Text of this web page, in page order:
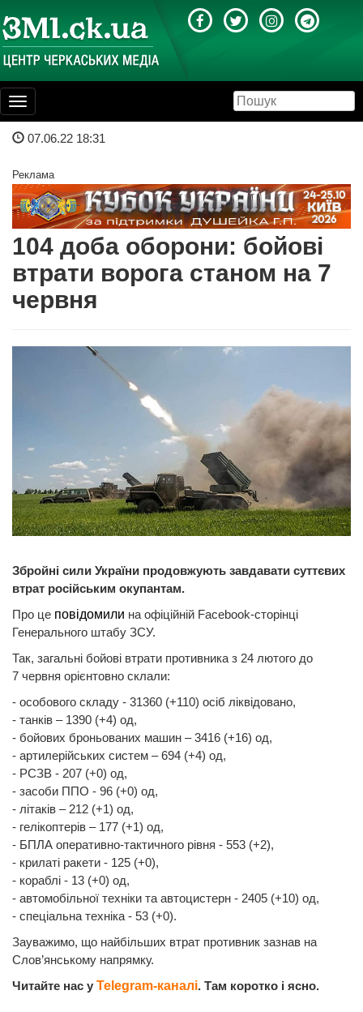
Toggle
navigation
07.06.22 18:31
Реклама
104 доба оборони: бойові
втрати ворога станом на 7
червня
Збройні сили України продовжують завдавати суттєвих
втрат російським окупантам.
Про це повідомили на офіційній Facebook-сторінці
Генерального штабу ЗСУ.
Так, загальні бойові втрати противника з 24 лютого до
7 червня орієнтовно склали:
- особового складу - 31360 (+110) осіб ліквідовано,
- танків ‒ 1390 (+4) од,
- бойових броньованих машин ‒ 3416 (+16) од,
- артилерійських систем – 694 (+4) од,
- РСЗВ - 207 (+0) од,
- засоби ППО - 96 (+0) од,
- літаків – 212 (+1) од,
- гелікоптерів – 177 (+1) од,
- БПЛА оперативно-тактичного рівня - 553 (+2),
- крилаті ракети - 125 (+0),
- кораблі - 13 (+0) од,
- автомобільної техніки та автоцистерн - 2405 (+10) од,
- спеціальна техніка - 53 (+0).
Зауважимо, що найбільших втрат противник зазнав на
Слов’янському напрямку.
Читайте нас у Telegram-каналі. Там коротко і ясно.